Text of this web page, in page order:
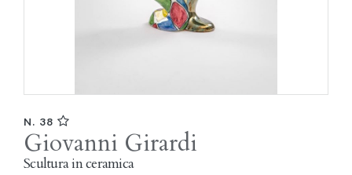
N. 38
Giovanni Girardi
Scultura in ceramica